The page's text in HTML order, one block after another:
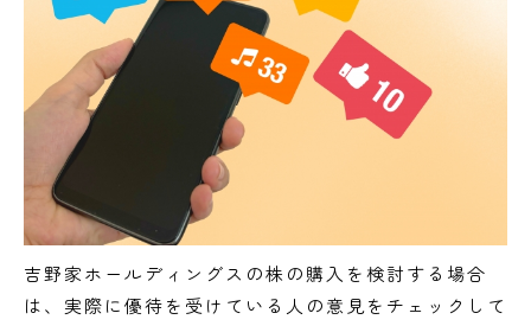
吉野家ホールディングスの株の購入を検討する場合
は、実際に優待を受けている人の意見をチェックして